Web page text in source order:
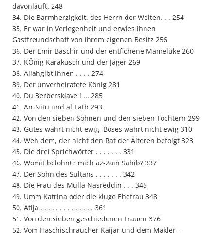
davonläuft. 248
34. Die Barmherzigkeit. des Herrn der Welten. . . 254
35. Er war in Verlegenheit und erwies ihnen
Gastfreundschaft von ihrem eigenen Besitz 256
36. Der Emir Baschir und der entflohene Mameluke 260
37. KÖnig Karakusch und der Jäger 269
38. Allahgibt ihnen . . . . 274
39. Der unverheiratete König 281
40. Du Berbersklave ! ... 285
41. An-Nitu und al-Latb 293
42. Von den sieben Söhnen und den sieben Töchtern 299
43. Gutes währt nicht ewig, Böses währt nicht ewig 310
44. Weh dem, der nicht den Rat der Älteren befolgt 323
45. Die drei Sprichwörter . . . . . . . 331
46. Womit belohnte mich az-Zain Sahib? 337
47. Der Sohn des Sultans . . . . . . . 342
48. Die Frau des Mulla Nasreddin . . . 345
49. Umm Katrina oder die kluge Ehefrau 348
50. Atija . . . . . . . . . . . . . . 361
51. Von den sieben geschiedenen Frauen 376
52. Vom Haschischraucher Kaijar und dem Makler -